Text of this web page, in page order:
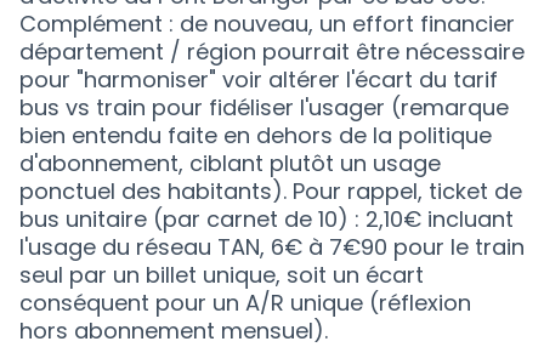
Complément : de nouveau, un effort financier
département / région pourrait être nécessaire
pour "harmoniser" voir altérer l'écart du tarif
bus vs train pour fidéliser l'usager (remarque
bien entendu faite en dehors de la politique
d'abonnement, ciblant plutôt un usage
ponctuel des habitants). Pour rappel, ticket de
bus unitaire (par carnet de 10) : 2,10€ incluant
l'usage du réseau TAN, 6€ à 7€90 pour le train
seul par un billet unique, soit un écart
conséquent pour un A/R unique (réflexion
hors abonnement mensuel).